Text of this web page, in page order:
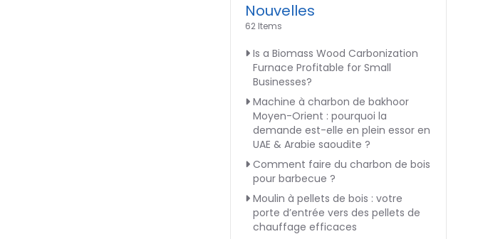
Nouvelles
62 Items
Is a Biomass Wood Carbonization
Furnace Profitable for Small
Businesses?
Machine à charbon de bakhoor
Moyen-Orient : pourquoi la
demande est-elle en plein essor en
UAE & Arabie saoudite ?
Comment faire du charbon de bois
pour barbecue ?
Moulin à pellets de bois : votre
porte d’entrée vers des pellets de
chauffage efficaces